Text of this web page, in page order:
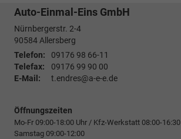
Auto-Einmal-Eins GmbH
Nürnbergerstr. 2-4
90584Allersberg
Telefon:
09176 98 66-11
Telefax:
09176 99 90 00
E-Mail:
t.endres@a-e-e.de
Öffnungszeiten
Mo-Fr 09:00-18:00 Uhr / Kfz-Werkstatt 08:00-16:30
Samstag 09:00-12:00